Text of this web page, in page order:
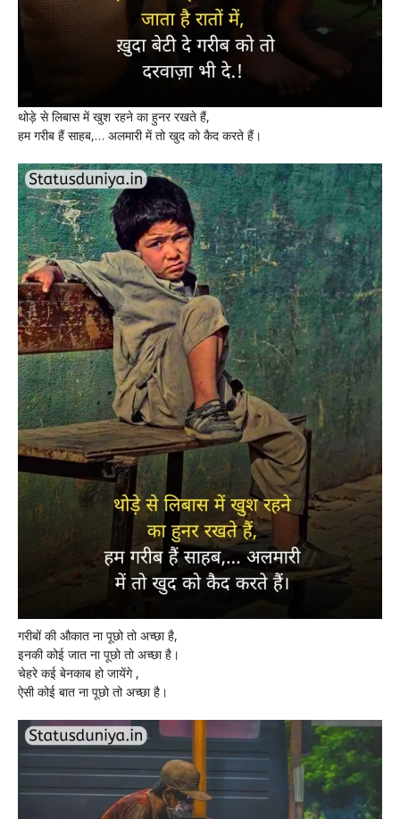
थोड़े से लिबास में खुश रहने का हुनर रखते हैं,
हम गरीब हैं साहब,… अलमारी में तो खुद को कैद करते हैं।
गरीबों की औकात ना पूछो तो अच्छा है,
इनकी कोई जात ना पूछो तो अच्छा है।
चेहरे कई बेनकाब हो जायेंगे ,
ऐसी कोई बात ना पूछो तो अच्छा है।